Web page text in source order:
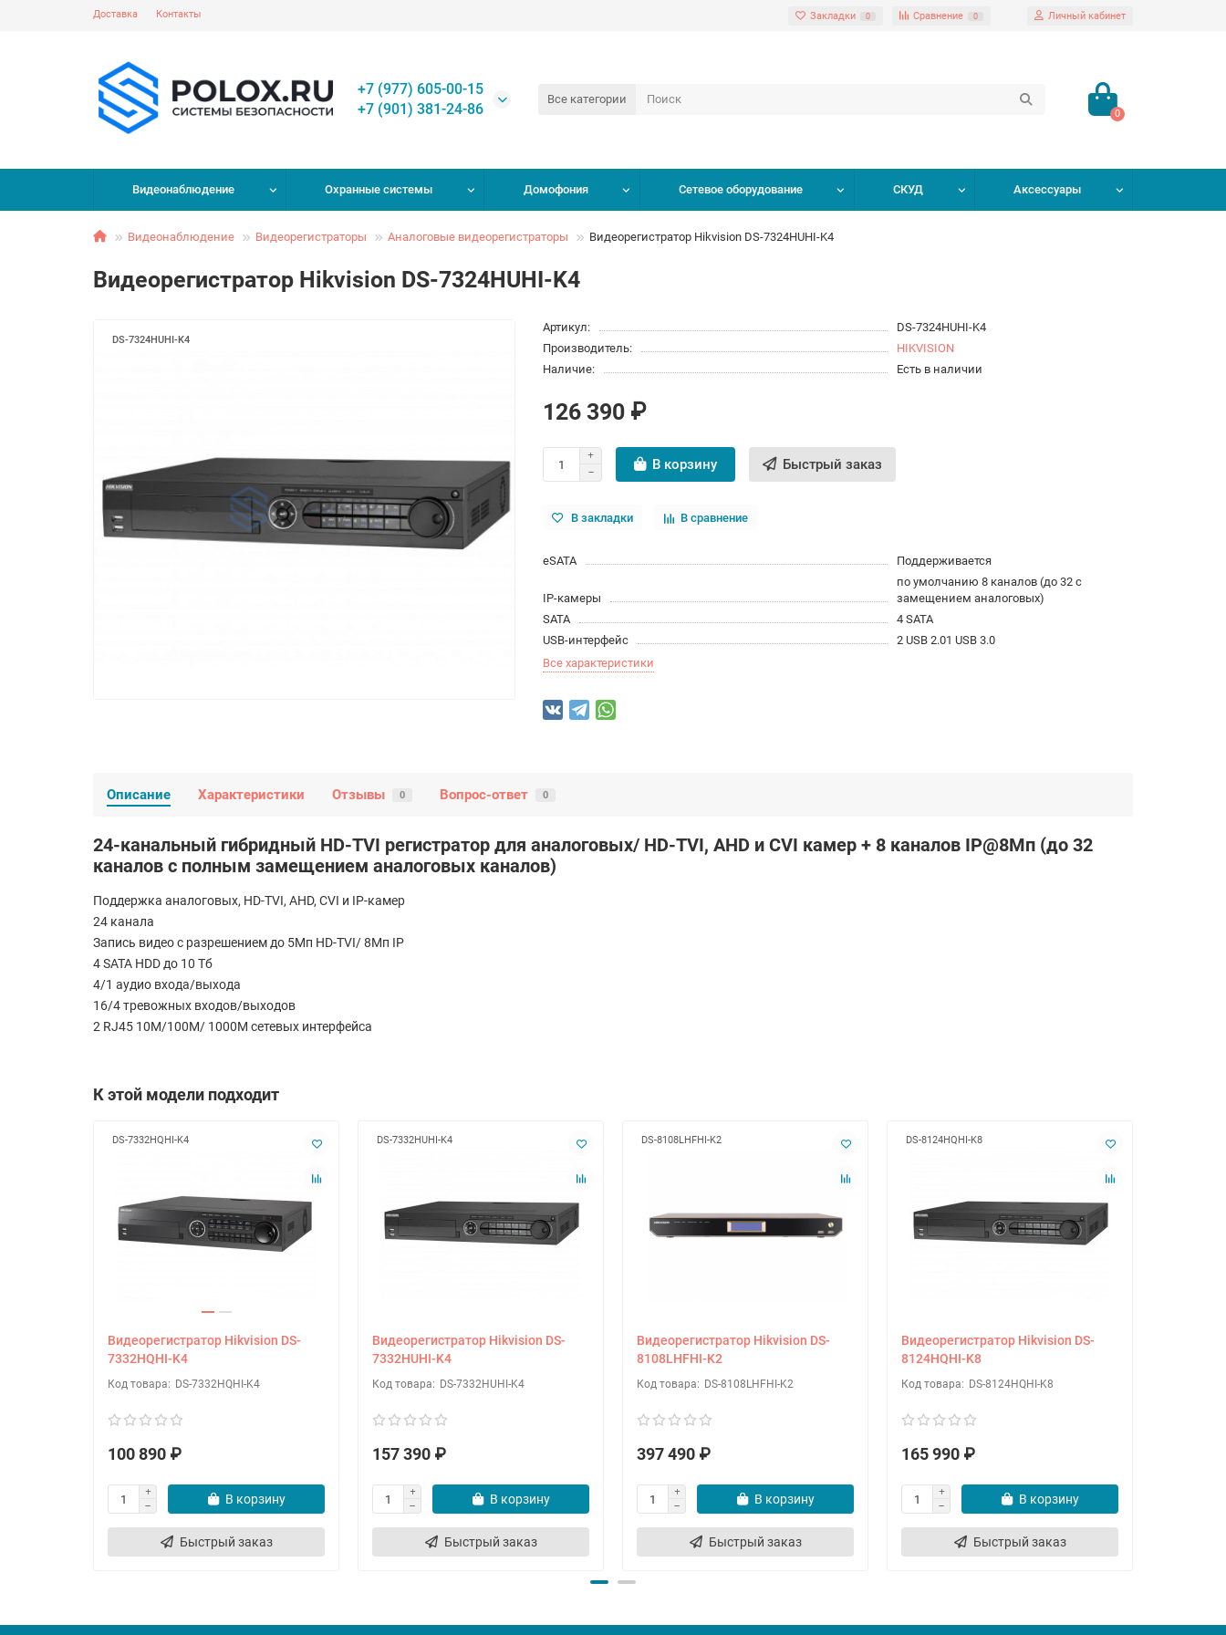
Доставка Контакты Закладки 0 Сравнение 0 Личный кабинет
Все категории
+7 (977) 605-00-15
+7 (901) 381-24-86
0
Видеонаблюдение Охранные системы Домофония Сетевое оборудование СКУД Аксессуары
Видеонаблюдение Видеорегистраторы Аналоговые видеорегистраторы Видеорегистратор Hikvision DS-7324HUHI-K4
Видеорегистратор Hikvision DS-7324HUHI-K4
DS-7324HUHI-K4
Артикул:
DS-7324HUHI-K4
Производитель:
HIKVISION
Наличие:
Есть в наличии
126 390 ₽
В корзину Быстрый заказ
В закладки В сравнение
eSATA Поддерживается
IP-камеры
по умолчанию 8 каналов (до 32 с
замещением аналоговых)
SATA
4 SATA
USB-интерфейс
2 USB 2.01 USB 3.0
Все характеристики
Описание Характеристики Отзывы 0 Вопрос-ответ 0
24-канальный гибридный HD-TVI регистратор для аналоговых/ HD-TVI, AHD и CVI камер + 8 каналов IP@8Мп (до 32
каналов с полным замещением аналоговых каналов)
Поддержка аналоговых, HD-TVI, AHD, CVI и IP-камер
24 канала
Запись видео с разрешением до 5Мп HD-TVI/ 8Мп IP
4 SATA HDD до 10 Тб
4/1 аудио входа/выхода
16/4 тревожных входов/выходов
2 RJ45 10M/100M/ 1000М сетевых интерфейса
К этой модели подходит
DS-7332HQHI-K4
Видеорегистратор Hikvision DS-
7332HQHI-K4
DS-7332HQHI-K4
100 890 ₽
В корзину
Быстрый заказ
DS-7332HUHI-K4
Видеорегистратор Hikvision DS-
7332HUHI-K4
DS-7332HUHI-K4
157 390 ₽
В корзину
Быстрый заказ
DS-8108LHFHI-K2
Видеорегистратор Hikvision DS-
8108LHFHI-K2
DS-8108LHFHI-K2
397 490 ₽
В корзину
Быстрый заказ
DS-8124HQHI-K8
Видеорегистратор Hikvision DS-
8124HQHI-K8
DS-8124HQHI-K8
165 990 ₽
В корзину
Быстрый заказ